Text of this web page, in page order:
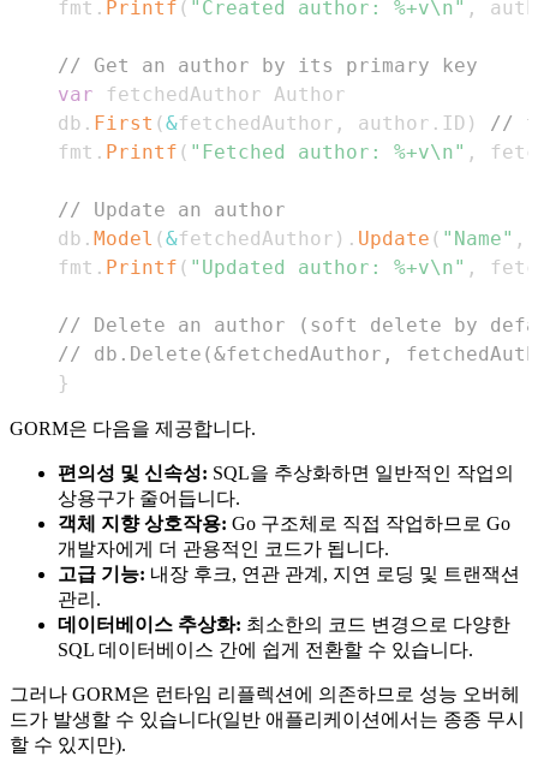
	fmt
. Printf ( "Created author: %+v\n" ,
// Get an author by its primary key
var
	db
. First (&fetchedAuthor , author . ID )
//
	fmt
. Printf ( "Fetched author: %+v\n" ,
// Update an author
	db
. Model (&fetchedAuthor ) . Update ( "Name" ,
	fmt
. Printf ( "Updated author: %+v\n" ,
// Delete an author (soft delete by
// db.Delete(&fetchedAuthor,
}
GORM은 다음을 제공합니다.
편의성 및 신속성: SQL을 추상화하면 일반적인 작업의
상용구가 줄어듭니다.
객체 지향 상호작용: Go 구조체로 직접 작업하므로 Go
개발자에게 더 관용적인 코드가 됩니다.
고급 기능: 내장 후크, 연관 관계, 지연 로딩 및 트랜잭션
관리.
데이터베이스 추상화: 최소한의 코드 변경으로 다양한
SQL 데이터베이스 간에 쉽게 전환할 수 있습니다.
그러나 GORM은 런타임 리플렉션에 의존하므로 성능 오버헤
드가 발생할 수 있습니다(일반 애플리케이션에서는 종종 무시
할 수 있지만).